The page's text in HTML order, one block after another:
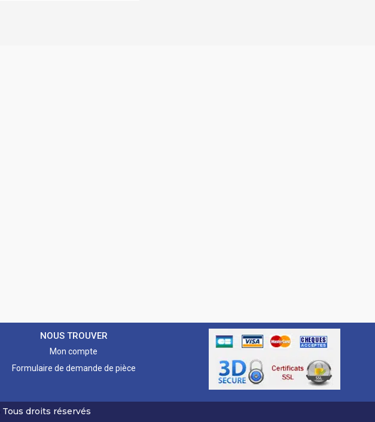
NOUS TROUVER
Mon compte
Formulaire de demande de pièce
Tous droits réservés